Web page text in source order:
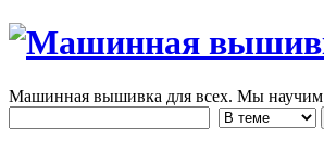
Машинная вышивка для всех. Мы научим